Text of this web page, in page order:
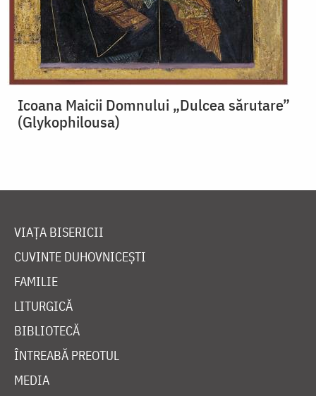
Icoana Maicii Domnului „Dulcea sărutare”
(Glykophilousa)
VIAȚA BISERICII
CUVINTE DUHOVNICEȘTI
FAMILIE
LITURGICĂ
BIBLIOTECĂ
ÎNTREABĂ PREOTUL
MEDIA